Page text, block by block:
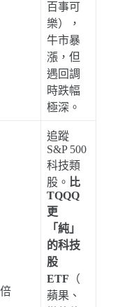
百事可
樂），
牛市暴
漲，但
遇回調
時跌幅
極深。
追蹤
S&P 500
科技類
股。 比
TQQQ
更
「純」
的科技
股
ETF （
蘋果、